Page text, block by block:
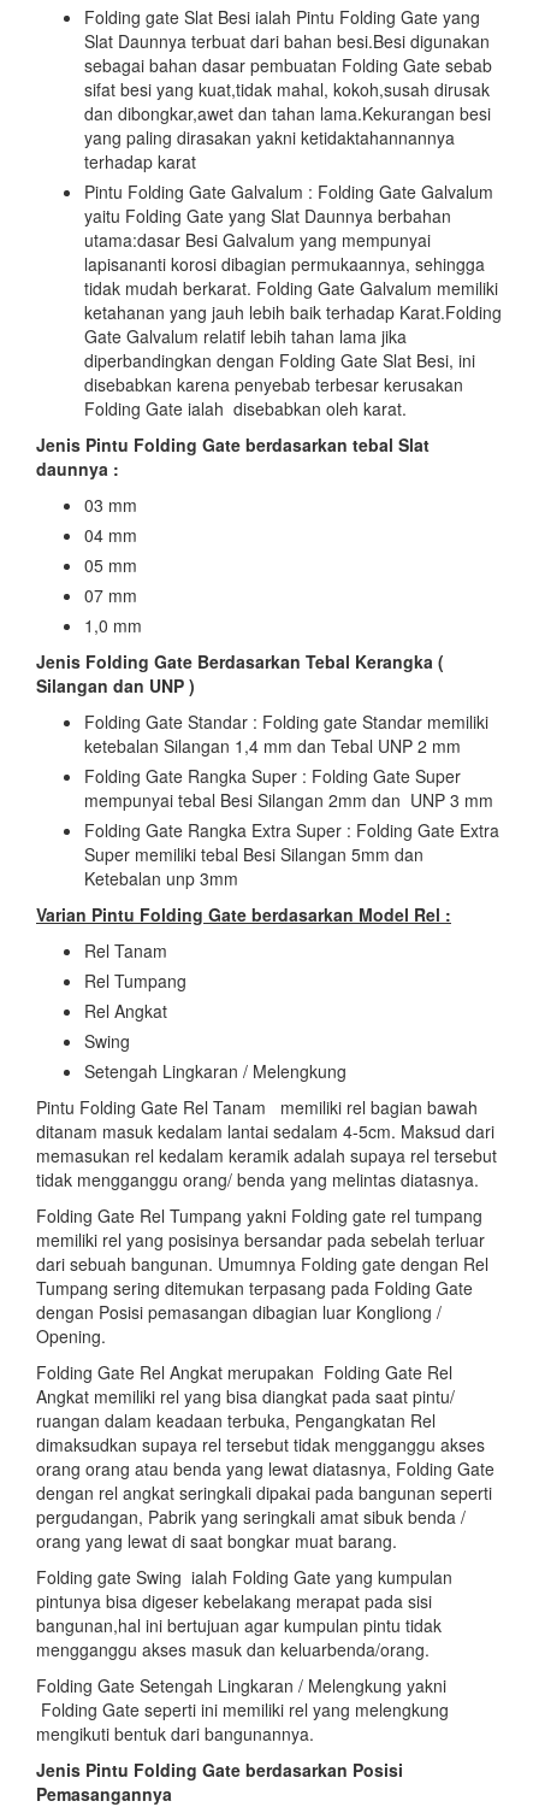
Folding gate Slat Besi ialah Pintu Folding Gate yang
Slat Daunnya terbuat dari bahan besi.Besi digunakan
sebagai bahan dasar pembuatan Folding Gate sebab
sifat besi yang kuat,tidak mahal, kokoh,susah dirusak
dan dibongkar,awet dan tahan lama.Kekurangan besi
yang paling dirasakan yakni ketidaktahannannya
terhadap karat
Pintu Folding Gate Galvalum : Folding Gate Galvalum
yaitu Folding Gate yang Slat Daunnya berbahan
utama:dasar Besi Galvalum yang mempunyai
lapisananti korosi dibagian permukaannya, sehingga
tidak mudah berkarat. Folding Gate Galvalum memiliki
ketahanan yang jauh lebih baik terhadap Karat.Folding
Gate Galvalum relatif lebih tahan lama jika
diperbandingkan dengan Folding Gate Slat Besi, ini
disebabkan karena penyebab terbesar kerusakan
Folding Gate ialah disebabkan oleh karat.
Jenis Pintu Folding Gate berdasarkan tebal Slat
daunnya :
03 mm
04 mm
05 mm
07 mm
1,0 mm
Jenis Folding Gate Berdasarkan Tebal Kerangka (
Silangan dan UNP )
Folding Gate Standar : Folding gate Standar memiliki
ketebalan Silangan 1,4 mm dan Tebal UNP 2 mm
Folding Gate Rangka Super : Folding Gate Super
mempunyai tebal Besi Silangan 2mm dan UNP 3 mm
Folding Gate Rangka Extra Super : Folding Gate Extra
Super memiliki tebal Besi Silangan 5mm dan
Ketebalan unp 3mm
Varian Pintu Folding Gate berdasarkan Model Rel :
Rel Tanam
Rel Tumpang
Rel Angkat
Swing
Setengah Lingkaran / Melengkung
Pintu Folding Gate Rel Tanam memiliki rel bagian bawah
ditanam masuk kedalam lantai sedalam 4-5cm. Maksud dari
memasukan rel kedalam keramik adalah supaya rel tersebut
tidak mengganggu orang/ benda yang melintas diatasnya.
Folding Gate Rel Tumpang yakni Folding gate rel tumpang
memiliki rel yang posisinya bersandar pada sebelah terluar
dari sebuah bangunan. Umumnya Folding gate dengan Rel
Tumpang sering ditemukan terpasang pada Folding Gate
dengan Posisi pemasangan dibagian luar Kongliong /
Opening.
Folding Gate Rel Angkat merupakan Folding Gate Rel
Angkat memiliki rel yang bisa diangkat pada saat pintu/
ruangan dalam keadaan terbuka, Pengangkatan Rel
dimaksudkan supaya rel tersebut tidak mengganggu akses
orang orang atau benda yang lewat diatasnya, Folding Gate
dengan rel angkat seringkali dipakai pada bangunan seperti
pergudangan, Pabrik yang seringkali amat sibuk benda /
orang yang lewat di saat bongkar muat barang.
Folding gate Swing ialah Folding Gate yang kumpulan
pintunya bisa digeser kebelakang merapat pada sisi
bangunan,hal ini bertujuan agar kumpulan pintu tidak
mengganggu akses masuk dan keluarbenda/orang.
Folding Gate Setengah Lingkaran / Melengkung yakni
Folding Gate seperti ini memiliki rel yang melengkung
mengikuti bentuk dari bangunannya.
Jenis Pintu Folding Gate berdasarkan Posisi
Pemasangannya